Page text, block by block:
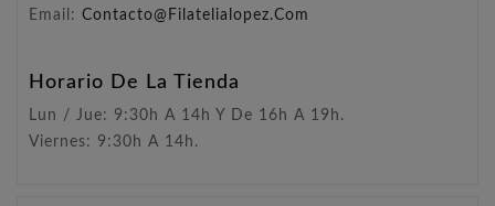
Email: Contacto@filatelialopez.com
Horario De La Tienda
Lun / Jue: 9:30h A 14h Y De 16h A 19h.
Viernes: 9:30h A 14h.